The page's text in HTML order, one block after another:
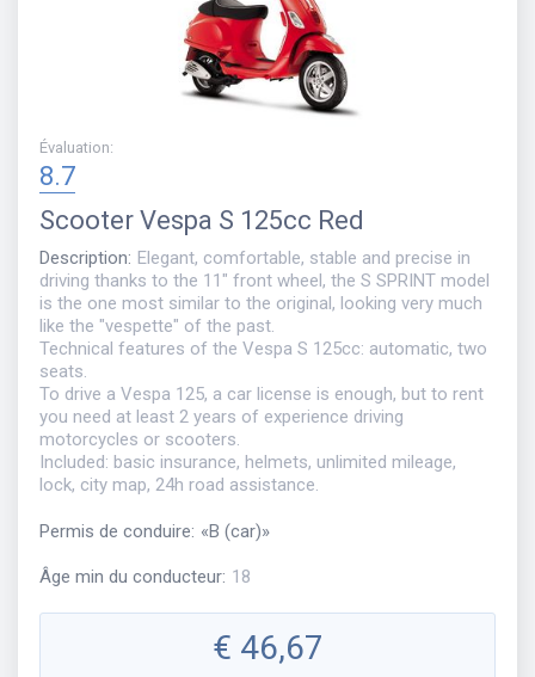
Évaluation:
8.7
Scooter Vespa S 125cc Red
Description: Elegant, comfortable, stable and precise in
driving thanks to the 11" front wheel, the S SPRINT model
is the one most similar to the original, looking very much
like the "vespette" of the past.
Technical features of the Vespa S 125cc: automatic, two
seats.
To drive a Vespa 125, a car license is enough, but to rent
you need at least 2 years of experience driving
motorcycles or scooters.
Included: basic insurance, helmets, unlimited mileage,
lock, city map, 24h road assistance.
Permis de conduire: «B (car)»
Âge min du conducteur: 18
€ 46,67